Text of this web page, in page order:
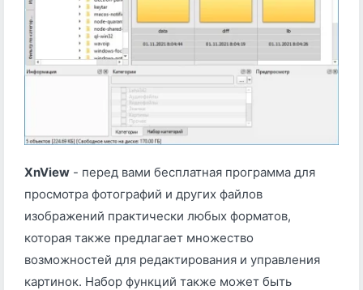
XnView - перед вами бесплатная программа для
просмотра фотографий и других файлов
изображений практически любых форматов,
которая также предлагает множество
возможностей для редактирования и управления
картинок. Набор функций также может быть